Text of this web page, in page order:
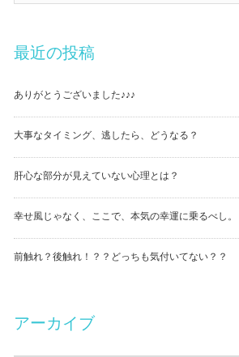
最近の投稿
ありがとうございました♪♪♪
大事なタイミング、逃したら、どうなる？
肝心な部分が見えていない心理とは？
幸せ風じゃなく、ここで、本気の幸運に乗るべし。
前触れ？後触れ！？？どっちも気付いてない？？
アーカイブ